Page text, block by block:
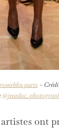
–
ont